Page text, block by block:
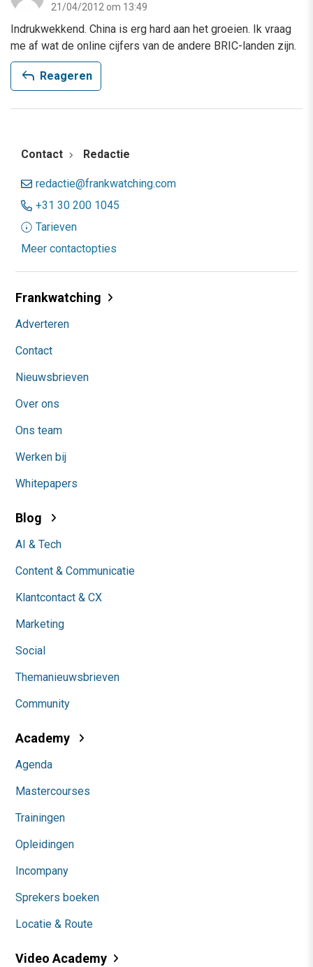
21/04/2012 om 13:49
Indrukwekkend. China is erg hard aan het groeien. Ik vraag
me af wat de online cijfers van de andere BRIC-landen zijn.
reply Reageren
Contact Redactie
redactie@frankwatching.com
+31 30 200 1045
Tarieven
Meer contactopties
Frankwatching
Adverteren
Contact
Nieuwsbrieven
Over ons
Ons team
Werken bij
Whitepapers
Blog
AI & Tech
Content & Communicatie
Klantcontact & CX
Marketing
Social
Themanieuwsbrieven
Community
Academy
Agenda
Mastercourses
Trainingen
Opleidingen
Incompany
Sprekers boeken
Locatie & Route
Video Academy